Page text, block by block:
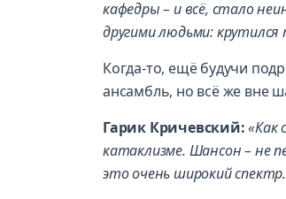
кафедры – и всё, стало
другими людьми: крутился
Когда-то, ещё будучи
ансамбль, но всё же вне
Гарик Кричевский:«Как
катаклизме. Шансон – не
это очень широкий